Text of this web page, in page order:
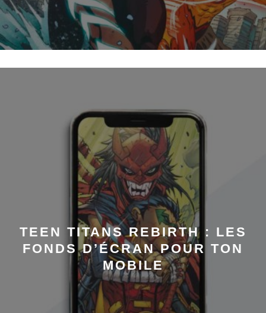
TEEN TITANS REBIRTH : LES
FONDS D’ÉCRAN POUR TON
MOBILE